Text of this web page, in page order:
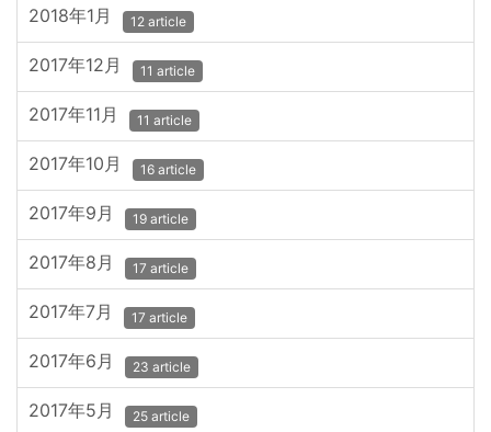
2018年1月 12 article
2017年12月 11 article
2017年11月 11 article
2017年10月 16 article
2017年9月 19 article
2017年8月 17 article
2017年7月 17 article
2017年6月 23 article
2017年5月 25 article